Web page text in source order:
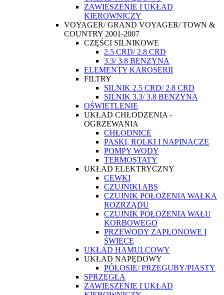
ZAWIESZENIE I UKŁAD
KIEROWNICZY
VOYAGER/ GRAND VOYAGER/ TOWN &
COUNTRY 2001-2007
CZĘŚCI SILNIKOWE
2.5 CRD/ 2.8 CRD
3.3/ 3.8 BENZYNA
ELEMENTY KAROSERII
FILTRY
SILNIK 2.5 CRD/ 2.8 CRD
SILNIK 3.3/ 3.8 BENZYNA
OŚWIETLENIE
UKŁAD CHŁODZENIA -
OGRZEWANIA
CHŁODNICE
PASKI, ROLKI I NAPINACZE
POMPY WODY
TERMOSTATY
UKŁAD ELEKTRYCZNY
CEWKI
CZUJNIKI ABS
CZUJNIK POŁOŻENIA WAŁKA
ROZRZĄDU
CZUJNIK POŁOŻENIA WAŁU
KORBOWEGO
PRZEWODY ZAPŁONOWE I
ŚWIECE
UKŁAD HAMULCOWY
UKŁAD NAPĘDOWY
PÓŁOSIE/ PRZEGUBY/PIASTY
SPRZĘGŁA
ZAWIESZENIE I UKŁAD